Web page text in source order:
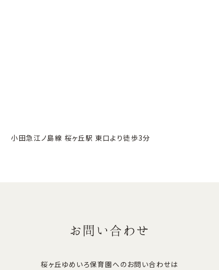
小田急江ノ島線 桜ヶ丘駅 東口より徒歩3分
お問い合わせ
桜ヶ丘ゆめいろ保育園へのお問い合わせは